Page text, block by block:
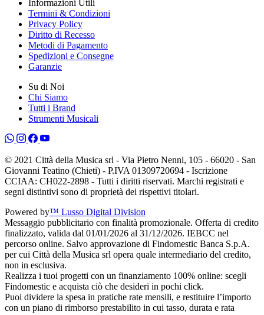
Informazioni Utili
Termini & Condizioni
Privacy Policy
Diritto di Recesso
Metodi di Pagamento
Spedizioni e Consegne
Garanzie
Su di Noi
Chi Siamo
Tutti i Brand
Strumenti Musicali
© 2021 Città della Musica srl - Via Pietro Nenni, 105 - 66020 - San
Giovanni Teatino (Chieti) - P.IVA 01309720694 - Iscrizione
CCIAA: CH022-2898 - Tutti i diritti riservati. Marchi registrati e
segni distintivi sono di proprietà dei rispettivi titolari.
Powered by™ Lusso Digital Division
Messaggio pubblicitario con finalità promozionale. Offerta di credito
finalizzato, valida dal 01/01/2026 al 31/12/2026. IEBCC nel
percorso online. Salvo approvazione di Findomestic Banca S.p.A.
per cui Città della Musica srl opera quale intermediario del credito,
non in esclusiva.
Realizza i tuoi progetti con un finanziamento 100% online: scegli
Findomestic e acquista ciò che desideri in pochi click.
Puoi dividere la spesa in pratiche rate mensili, e restituire l’importo
con un piano di rimborso prestabilito in cui tasso, durata e rata